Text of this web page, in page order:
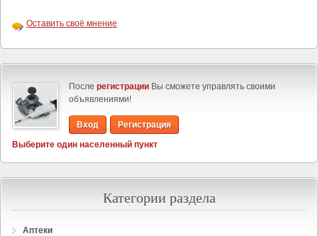
Оставить своё мнение
После регистрации Вы сможете управлять своими
объявлениями!
Вход
Регистрация
Выберите один населенный пункт
Категории раздела
Аптеки